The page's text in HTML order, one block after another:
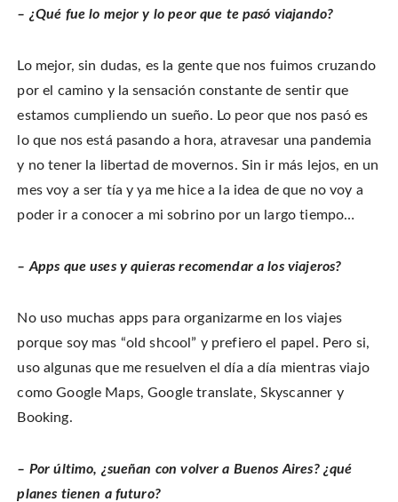
– ¿Qué fue lo mejor y lo peor que te pasó viajando?
Lo mejor, sin dudas, es la gente que nos fuimos cruzando
por el camino y la sensación constante de sentir que
estamos cumpliendo un sueño. Lo peor que nos pasó es
lo que nos está pasando a hora, atravesar una pandemia
y no tener la libertad de movernos. Sin ir más lejos, en un
mes voy a ser tía y ya me hice a la idea de que no voy a
poder ir a conocer a mi sobrino por un largo tiempo…
– Apps que uses y quieras recomendar a los viajeros?
No uso muchas apps para organizarme en los viajes
porque soy mas “old shcool” y prefiero el papel. Pero si,
uso algunas que me resuelven el día a día mientras viajo
como Google Maps, Google translate, Skyscanner y
Booking.
– Por último, ¿sueñan con volver a Buenos Aires? ¿qué
planes tienen a futuro?